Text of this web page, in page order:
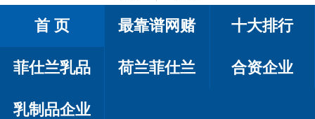
首 页 最靠谱网赌 十大排行
菲仕兰乳品 荷兰菲仕兰 合资企业
乳制品企业